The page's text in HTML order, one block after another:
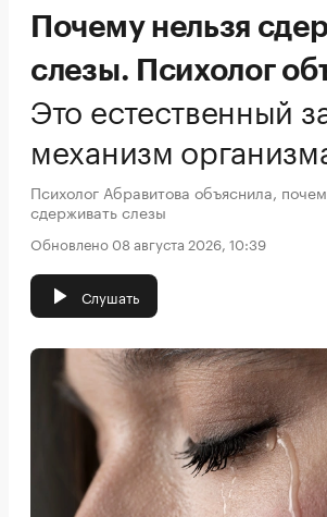
Почему нельзя
слезы. Психолог
Это естественный
механизм
Психолог Абравитова объяснила,
сдерживать слезы
Обновлено 08 августа 2026, 10:39
Слушать